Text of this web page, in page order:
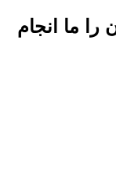
ما انجام